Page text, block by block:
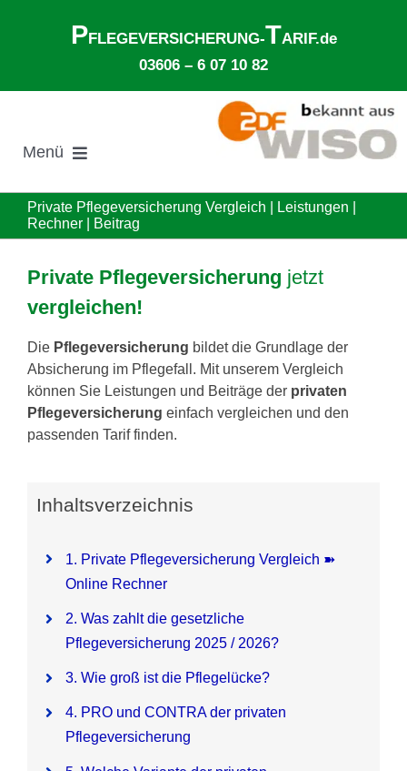
PFLEGEVERSICHERUNG-TARIF.de
03606 – 6 07 10 82
Menü
Suche
nach:
Ø Pflegekosten im Pflegeheim
Ehegattenunterhalt
Pflegezusatzversicherung
Pflegezusatz – Vergleichsrechner
Vorerkrankung
Testsieger
Private Pflegeversicherung Vergleich | Leistungen |
Rechner | Beitrag
Private Pflegeversicherung jetzt
vergleichen!
Die Pflegeversicherung bildet die Grundlage der
Absicherung im Pflegefall. Mit unserem Vergleich
können Sie Leistungen und Beiträge der privaten
Pflegeversicherung einfach vergleichen und den
passenden Tarif finden.
Inhaltsverzeichnis
1. Private Pflegeversicherung Vergleich ➽
Online Rechner
2. Was zahlt die gesetzliche
Pflegeversicherung 2025 / 2026?
3. Wie groß ist die Pflegelücke?
4. PRO und CONTRA der privaten
Pflegeversicherung